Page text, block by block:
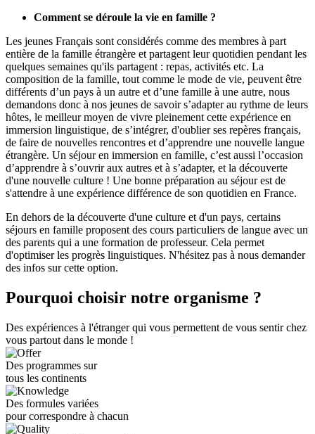
Comment se déroule la vie en famille ?
Les jeunes Français sont considérés comme des membres à part
entière de la famille étrangère et partagent leur quotidien pendant les
quelques semaines qu'ils partagent : repas, activités etc. La
composition de la famille, tout comme le mode de vie, peuvent être
différents d’un pays à un autre et d’une famille à une autre, nous
demandons donc à nos jeunes de savoir s’adapter au rythme de leurs
hôtes, le meilleur moyen de vivre pleinement cette expérience en
immersion linguistique, de s’intégrer, d'oublier ses repères français,
de faire de nouvelles rencontres et d’apprendre une nouvelle langue
étrangère. Un séjour en immersion en famille, c’est aussi l’occasion
d’apprendre à s’ouvrir aux autres et à s’adapter, et la découverte
d'une nouvelle culture ! Une bonne préparation au séjour est de
s'attendre à une expérience différence de son quotidien en France.
En dehors de la découverte d'une culture et d'un pays, certains
séjours en famille proposent des cours particuliers de langue avec un
des parents qui a une formation de professeur. Cela permet
d'optimiser les progrès linguistiques. N'hésitez pas à nous demander
des infos sur cette option.
Pourquoi choisir notre organisme ?
Des expériences à l'étranger qui vous permettent de vous sentir chez
vous partout dans le monde !
Des programmes sur
tous les continents
Des formules variées
pour correspondre à chacun